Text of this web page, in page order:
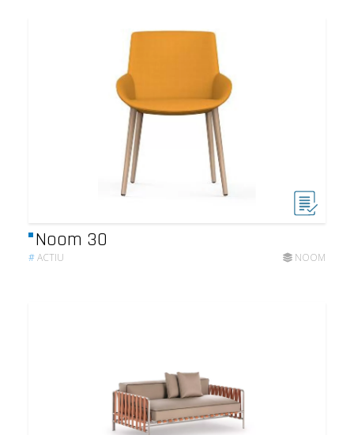
Noom 30
#ACTIU NOOM